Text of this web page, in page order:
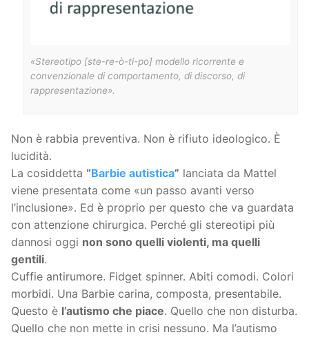
«Stereotipo [ste-re-ò-ti-po] modello ricorrente e
convenzionale di comportamento, di discorso, di
rappresentazione».
Non è rabbia preventiva. Non è rifiuto ideologico. È
lucidità.
La cosiddetta “Barbie autistica” lanciata da Mattel
viene presentata come «un passo avanti verso
l’inclusione». Ed è proprio per questo che va guardata
con attenzione chirurgica. Perché gli stereotipi più
dannosi oggi non sono quelli violenti, ma quelli
gentili.
Cuffie antirumore. Fidget spinner. Abiti comodi. Colori
morbidi. Una Barbie carina, composta, presentabile.
Questo è l’autismo che piace. Quello che non disturba.
Quello che non mette in crisi nessuno. Ma l’autismo